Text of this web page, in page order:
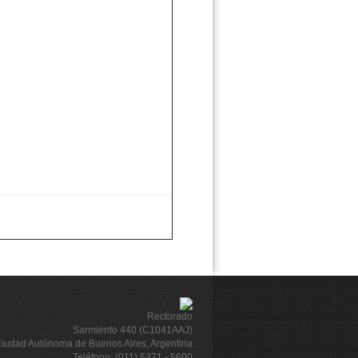
Rectorado
Sarmiento 440 (C1041AAJ)
Autónoma de Buenos Aires, Argentina